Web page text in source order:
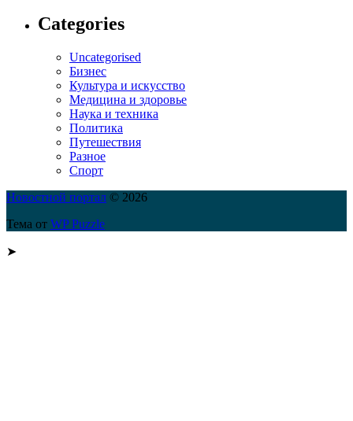
Categories
Uncategorised
Бизнес
Культура и искусство
Медицина и здоровье
Наука и техника
Политика
Путешествия
Разное
Спорт
Новостной портал © 2026
Тема от WP Puzzle
➤